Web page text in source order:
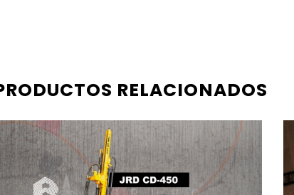
RELACIONADOS